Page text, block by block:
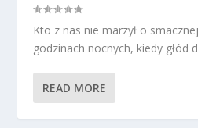
Kto z nas nie marzył o
godzinach nocnych, kiedy głód
READ MORE